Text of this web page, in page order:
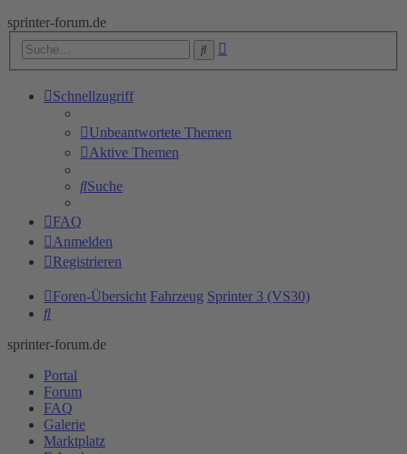
sprinter-forum.de
Suche
Schnellzugriff
Unbeantwortete Themen
Aktive Themen
Suche
FAQ
Anmelden
Registrieren
Foren-Übersicht Fahrzeug Sprinter 3 (VS30)
Suche
sprinter-forum.de
Portal
Forum
FAQ
Galerie
Marktplatz